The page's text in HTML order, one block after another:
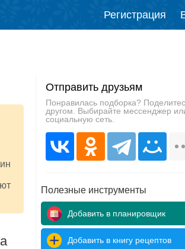
Регистрация
Отправить друзьям
Понравилась подборка?
другом. Выбирайте мессенджер
социальную сеть.
Полезные инструменты
Добавить в планировщик
Добавить в книгу рецептов